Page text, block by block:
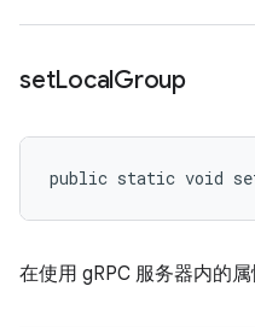
setLocalGroup
public static void
在使用 gRPC 服务器内的